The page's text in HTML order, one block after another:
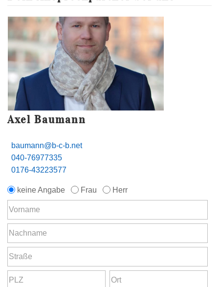
Axel Baumann
baumann@b-c-b.net
040-76977335
0176-43223577
keine Angabe Frau Herr